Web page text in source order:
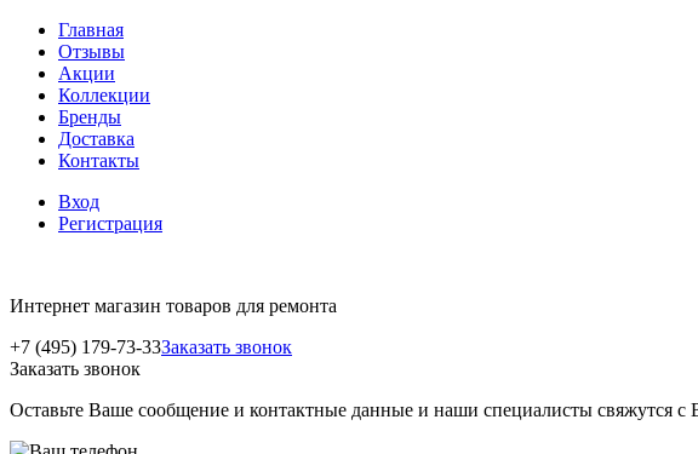
Главная
Отзывы
Акции
Коллекции
Бренды
Доставка
Контакты
Вход
Регистрация
Интернет магазин товаров для ремонта
+7 (495) 179-73-33Заказать звонок
Заказать звонок
Оставьте Ваше сообщение и контактные данные и наши специалисты свяжутся